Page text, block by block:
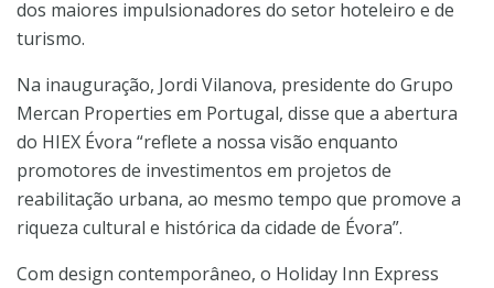
dos maiores impulsionadores do setor hoteleiro e de
turismo.
Na inauguração, Jordi Vilanova, presidente do Grupo
Mercan Properties em Portugal, disse que a abertura
do HIEX Évora “reflete a nossa visão enquanto
promotores de investimentos em projetos de
reabilitação urbana, ao mesmo tempo que promove a
riqueza cultural e histórica da cidade de Évora”.
Com design contemporâneo, o Holiday Inn Express